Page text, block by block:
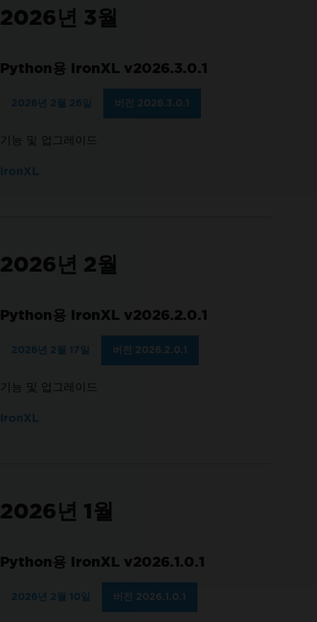
2026년 3월
Python용 IronXL v2026.3.0.1
2026년 2월 26일 버전 2026.3.0.1
기능 및 업그레이드
IronXL
2026년 2월
Python용 IronXL v2026.2.0.1
2026년 2월 17일 버전 2026.2.0.1
기능 및 업그레이드
IronXL
2026년 1월
Python용 IronXL v2026.1.0.1
2026년 2월 10일 버전 2026.1.0.1